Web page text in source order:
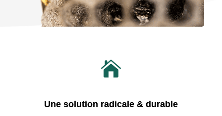

Une solution radicale & durable